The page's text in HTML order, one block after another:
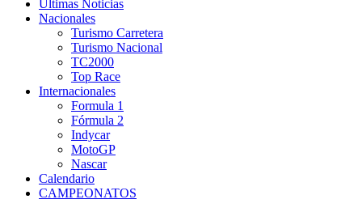
Últimas Noticias
Nacionales
Turismo Carretera
Turismo Nacional
TC2000
Top Race
Internacionales
Formula 1
Fórmula 2
Indycar
MotoGP
Nascar
Calendario
CAMPEONATOS